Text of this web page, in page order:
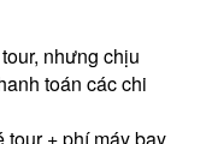
nhưng chịu
toán các chi
tour + phí máy bay